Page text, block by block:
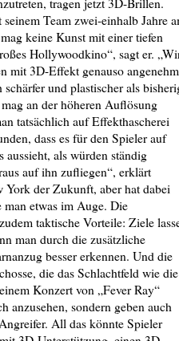
Team zwei-einhalb Jahre
keine Kunst mit einer tiefen
Hollywoodkino“, sagt er.
mit 3D-Effekt genauso angenehm
und plastischer als
an der höheren Auflösung
tatsächlich auf Effekthascherei
dass es für den Spieler auf
aussieht, als würden ständig
auf ihn zufliegen“, erklärt
der Zukunft, aber hat dabei
man etwas im Auge. Die
taktische Vorteile: Ziele
man durch die zusätzliche
besser erkennen. Und die
die das Schlachtfeld wie die
Konzert von „Fever Ray“
anzusehen, sondern geben auch
All das könnte Spieler